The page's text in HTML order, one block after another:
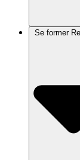
Se former